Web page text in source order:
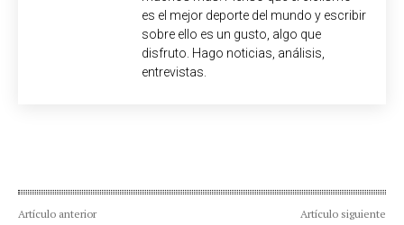
es el mejor deporte del mundo y escribir
sobre ello es un gusto, algo que
disfruto. Hago noticias, análisis,
entrevistas.
Artículo anterior Artículo siguiente